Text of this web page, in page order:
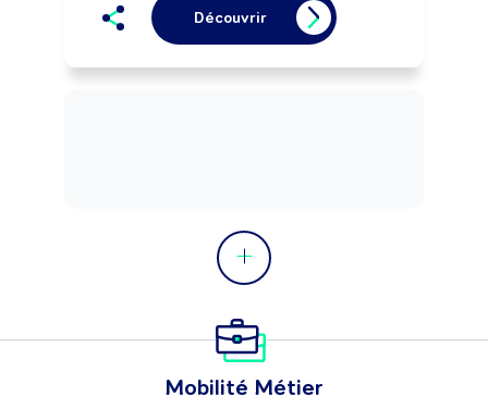
Découvrir
Mobilité Métier